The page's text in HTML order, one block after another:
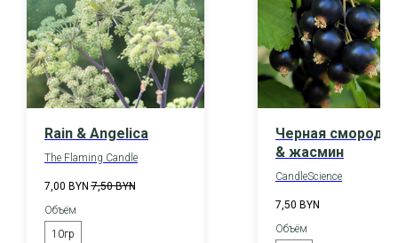
Rain & Angelica
The Flaming Candle
7,00 BYN 7,50 BYN
Объём
10гр
Черная
& жасмин
CandleScience
7,50 BYN
Объём